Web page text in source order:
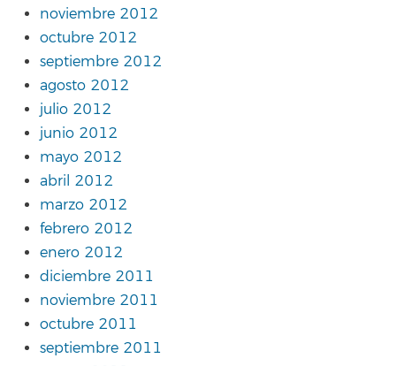
noviembre 2012
octubre 2012
septiembre 2012
agosto 2012
julio 2012
junio 2012
mayo 2012
abril 2012
marzo 2012
febrero 2012
enero 2012
diciembre 2011
noviembre 2011
octubre 2011
septiembre 2011